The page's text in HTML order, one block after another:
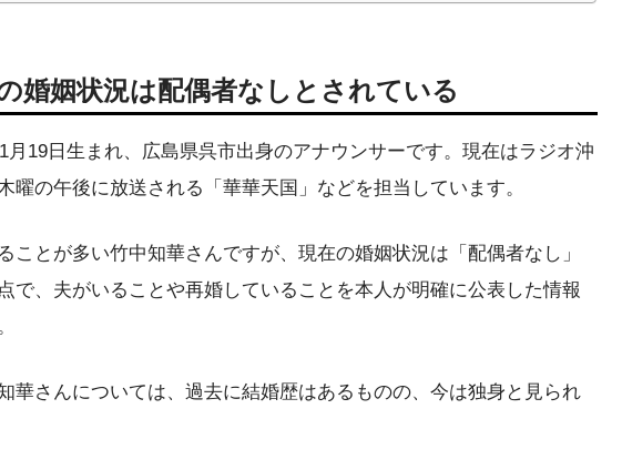
婚姻状況は配偶者なしとされている
月19日生まれ、広島県呉市出身のアナウンサーです。現在はラジオ沖
曜の午後に放送される「華華天国」などを担当しています。
ことが多い竹中知華さんですが、現在の婚姻状況は「配偶者なし」
で、夫がいることや再婚していることを本人が明確に公表した情報
華さんについては、過去に結婚歴はあるものの、今は独身と見られ